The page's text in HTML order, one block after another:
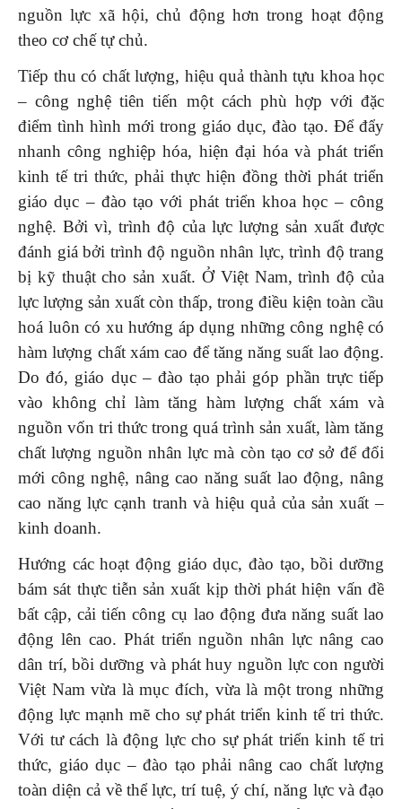
nguồn lực xã hội, chủ động hơn trong hoạt động
theo cơ chế tự chủ.
Tiếp thu có chất lượng, hiệu quả thành tựu khoa học
– công nghệ tiên tiến một cách phù hợp với đặc
điểm tình hình mới trong giáo dục, đào tạo. Để đẩy
nhanh công nghiệp hóa, hiện đại hóa và phát triển
kinh tế tri thức, phải thực hiện đồng thời phát triển
giáo dục – đào tạo với phát triển khoa học – công
nghệ. Bởi vì, trình độ của lực lượng sản xuất được
đánh giá bởi trình độ nguồn nhân lực, trình độ trang
bị kỹ thuật cho sản xuất. Ở Việt Nam, trình độ của
lực lượng sản xuất còn thấp, trong điều kiện toàn cầu
hoá luôn có xu hướng áp dụng những công nghệ có
hàm lượng chất xám cao để tăng năng suất lao động.
Do đó, giáo dục – đào tạo phải góp phần trực tiếp
vào không chỉ làm tăng hàm lượng chất xám và
nguồn vốn tri thức trong quá trình sản xuất, làm tăng
chất lượng nguồn nhân lực mà còn tạo cơ sở để đổi
mới công nghệ, nâng cao năng suất lao động, nâng
cao năng lực cạnh tranh và hiệu quả của sản xuất –
kinh doanh.
Hướng các hoạt động giáo dục, đào tạo, bồi dưỡng
bám sát thực tiễn sản xuất kịp thời phát hiện vấn đề
bất cập, cải tiến công cụ lao động đưa năng suất lao
động lên cao. Phát triển nguồn nhân lực nâng cao
dân trí, bồi dưỡng và phát huy nguồn lực con người
Việt Nam vừa là mục đích, vừa là một trong những
động lực mạnh mẽ cho sự phát triển kinh tế tri thức.
Với tư cách là động lực cho sự phát triển kinh tế tri
thức, giáo dục – đào tạo phải nâng cao chất lượng
toàn diện cả về thể lực, trí tuệ, ý chí, năng lực và đạo